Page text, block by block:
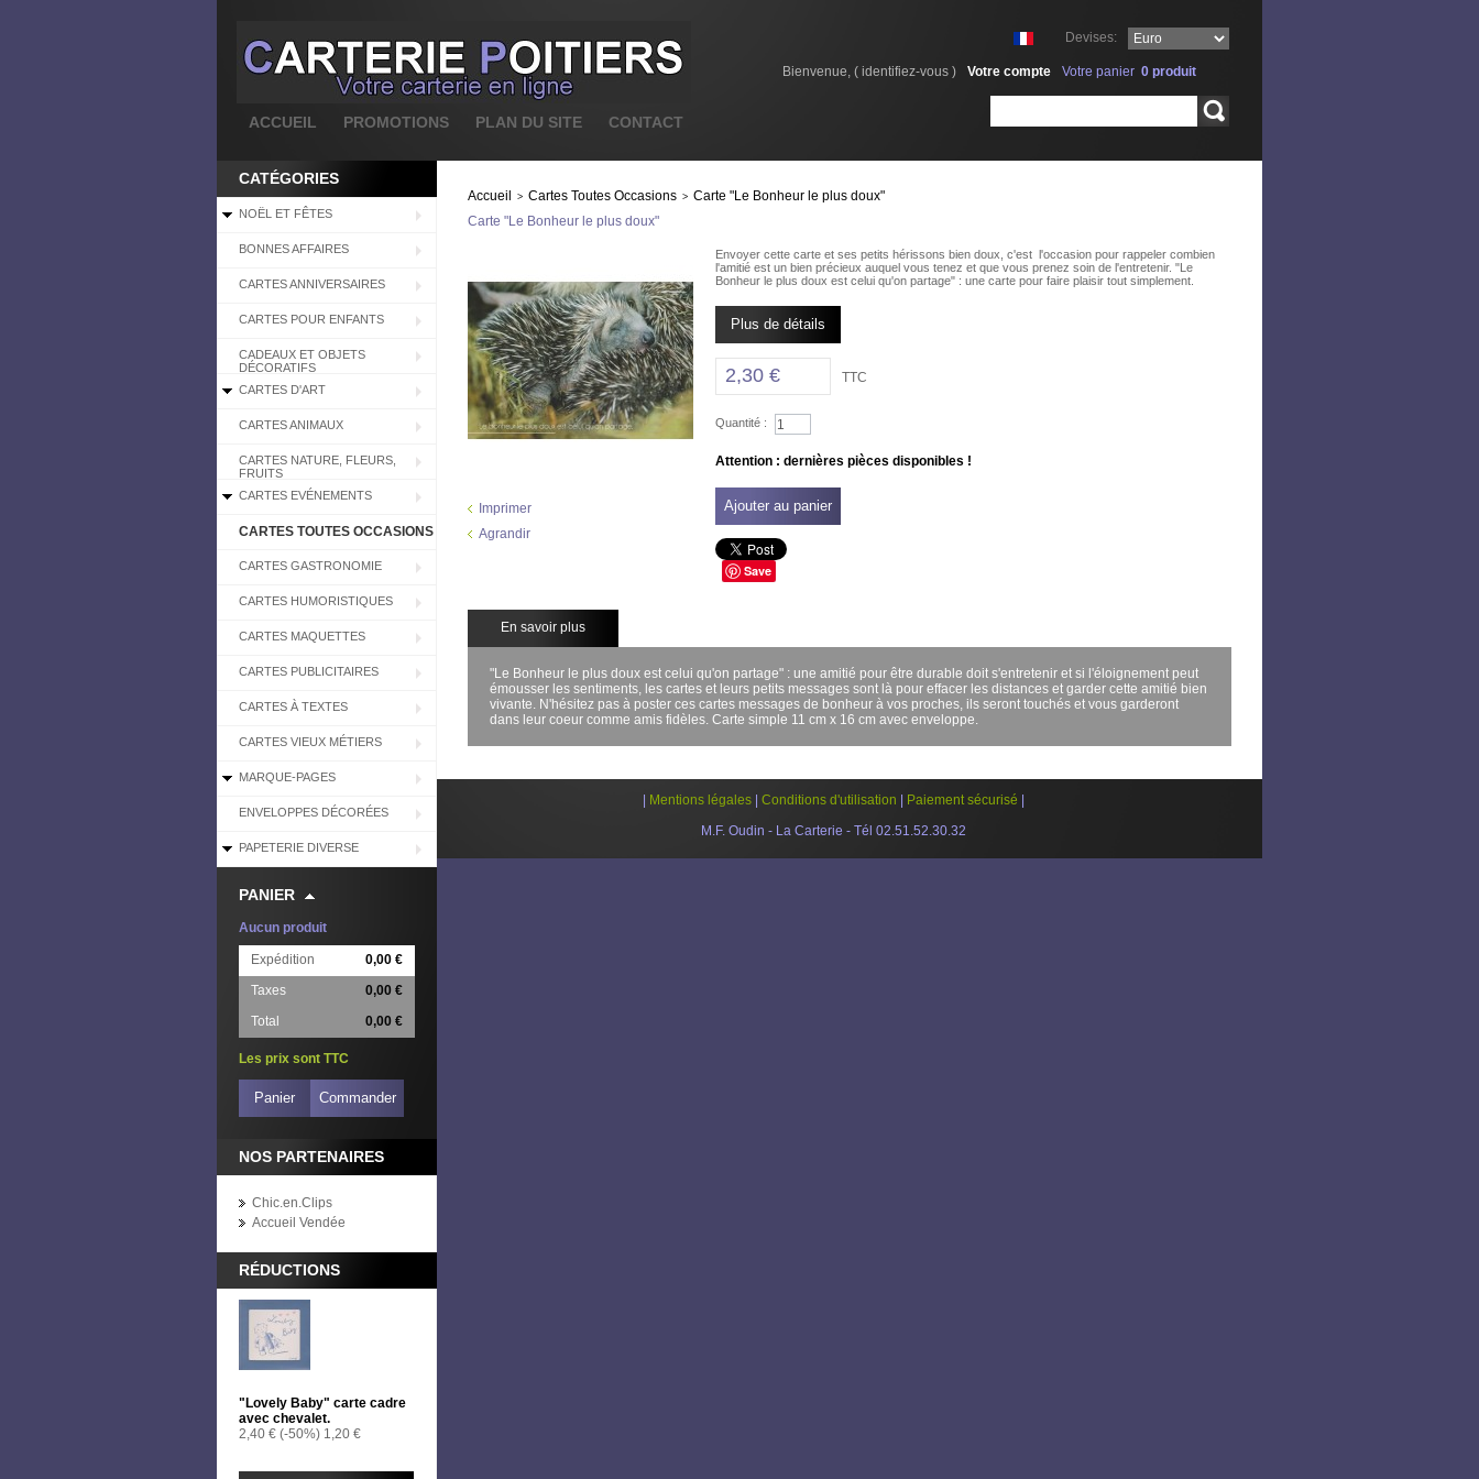
Devises:
Bienvenue, ( identifiez-vous ) Votre compte Votre panier 0 produit
ACCUEIL PROMOTIONS PLAN DU SITE CONTACT
CATÉGORIES
NOËL ET FÊTES
BONNES AFFAIRES
CARTES ANNIVERSAIRES
CARTES POUR ENFANTS
CADEAUX ET OBJETS
DÉCORATIFS
CARTES D'ART
CARTES ANIMAUX
CARTES NATURE, FLEURS,
FRUITS
CARTES EVÉNEMENTS
CARTES TOUTES OCCASIONS
CARTES GASTRONOMIE
CARTES HUMORISTIQUES
CARTES MAQUETTES
CARTES PUBLICITAIRES
CARTES À TEXTES
CARTES VIEUX MÉTIERS
MARQUE-PAGES
ENVELOPPES DÉCORÉES
PAPETERIE DIVERSE
PANIER
Aucun produit
Expédition
0,00 €
Taxes
0,00 €
Total
0,00 €
Les prix sont TTC
Panier Commander
NOS PARTENAIRES
Chic.en.Clips
Accueil Vendée
RÉDUCTIONS
"Lovely Baby" carte cadre
avec chevalet.
2,40 € (-50%) 1,20 €
Accueil > Cartes Toutes Occasions > Carte "Le Bonheur le plus doux"
Carte "Le Bonheur le plus doux"
Imprimer
Agrandir
Envoyer cette carte et ses petits hérissons bien doux, c'est l'occasion pour rappeler combien
l'amitié est un bien précieux auquel vous tenez et que vous prenez soin de l'entretenir. "Le
Bonheur le plus doux est celui qu'on partage" : une carte pour faire plaisir tout simplement.
Plus de détails
2,30 € TTC
Quantité :
Attention : dernières pièces disponibles !
Ajouter au panier
Save
En savoir plus
"Le Bonheur le plus doux est celui qu'on partage" : une amitié pour être durable doit s'entretenir et si l'éloignement peut
émousser les sentiments, les cartes et leurs petits messages sont là pour effacer les distances et garder cette amitié bien
vivante. N'hésitez pas à poster ces cartes messages de bonheur à vos proches, ils seront touchés et vous garderont
dans leur coeur comme amis fidèles. Carte simple 11 cm x 16 cm avec enveloppe.
Mentions légales| Conditions d'utilisation Paiement sécurisé
M.F. Oudin - La Carterie - Tél 02.51.52.30.32